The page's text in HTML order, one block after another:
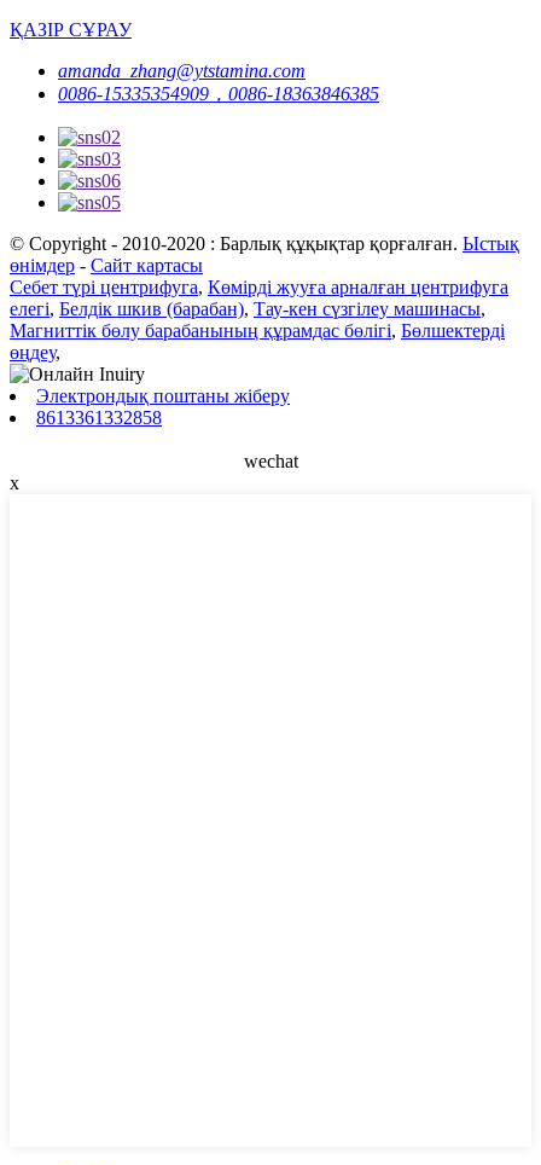
ҚАЗІР СҰРАУ
amanda_zhang@ytstamina.com
0086-15335354909，0086-18363846385
© Copyright - 2010-2020 : Барлық құқықтар қорғалған. Ыстық
өнімдер - Сайт картасы
Себет түрі центрифуга, Көмірді жууға арналған центрифуга
елегі, Белдік шкив (барабан), Тау-кен сүзгілеу машинасы,
Магниттік бөлу барабанының құрамдас бөлігі, Бөлшектерді
өңдеу,
Электрондық поштаны жіберу
8613361332858
wechat
x